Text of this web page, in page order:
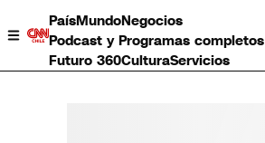
PaísMundoNegocios
Podcast y Programas completos
Futuro 360CulturaServicios